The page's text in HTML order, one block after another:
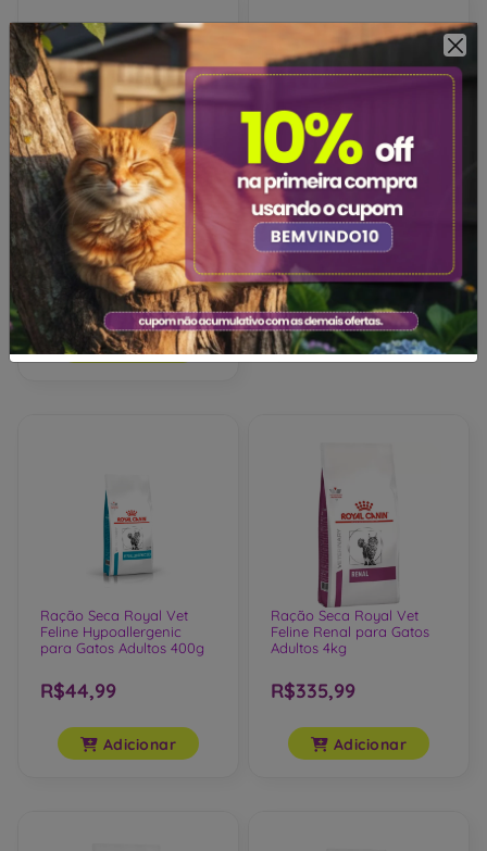
Ração Seca Royal Vet
Feline Gastro Intest Fibre
Response para Gatos
Adultos 1,5kg1,5 Kg
R$151,90
Adicionar
Ração Seca Royal Vet
Feline Gastro Intestinal
para Gatos Adultos 400g
R$41,99
Adicionar
Ração Seca Royal Vet
Feline Hypoallergenic
para Gatos Adultos 400g
R$44,99
Adicionar
Ração Seca Royal Vet
Feline Renal para Gatos
Adultos 4kg
R$335,99
Adicionar